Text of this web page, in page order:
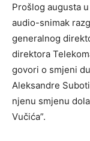
Prošlog augusta
audio-snimak
generalnog
direktora
govori o smjeni
Aleksandre
njenu smjenu
Vučića”.